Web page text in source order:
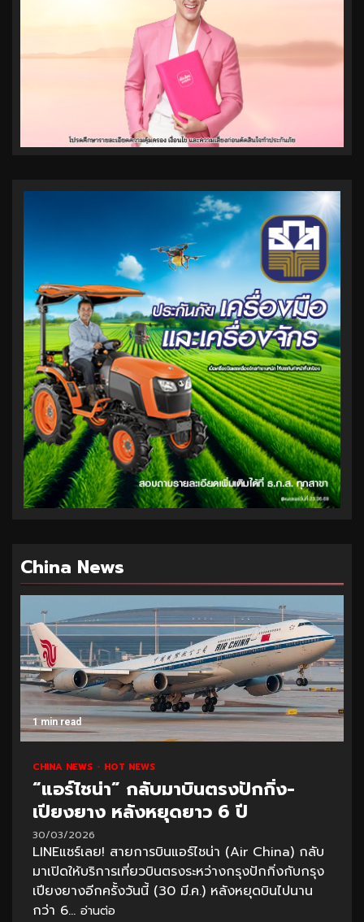
China News
1 min read
CHINA NEWS HOT NEWS
“แอร์ไชน่า” กลับมาบินตรงปักกิ่ง-
เปียงยาง หลังหยุดยาว 6 ปี
30/03/2026
LINEแชร์เลย! สายการบินแอร์ไชน่า (Air China) กลับ
มาเปิดให้บริการเที่ยวบินตรงระหว่างกรุงปักกิ่งกับกรุง
เปียงยางอีกครั้งวันนี้ (30 มี.ค.) หลังหยุดบินไปนาน
กว่า 6... อ่านต่อ